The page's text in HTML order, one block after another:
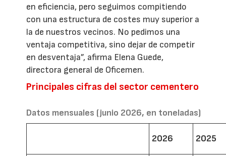
en eficiencia, pero seguimos compitiendo
con una estructura de costes muy superior a
la de nuestros vecinos. No pedimos una
ventaja competitiva, sino dejar de competir
en desventaja”, afirma Elena Guede,
directora general de Oficemen.
Principales cifras del sector cementero
Datos mensuales (junio 2026, en toneladas)
2026 2025